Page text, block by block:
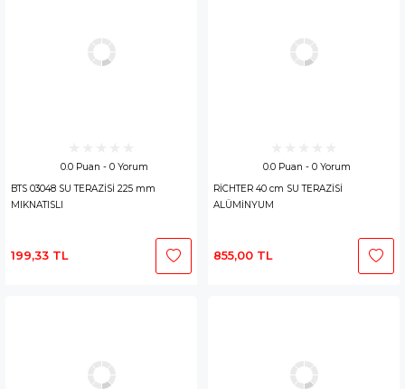
0.0 Puan - 0 Yorum
BTS 03048 SU TERAZİSİ 225 mm
MIKNATISLI
199,33 TL
0.0 Puan - 0 Yorum
RİCHTER 40 cm SU TERAZİSİ
ALÜMİNYUM
855,00 TL